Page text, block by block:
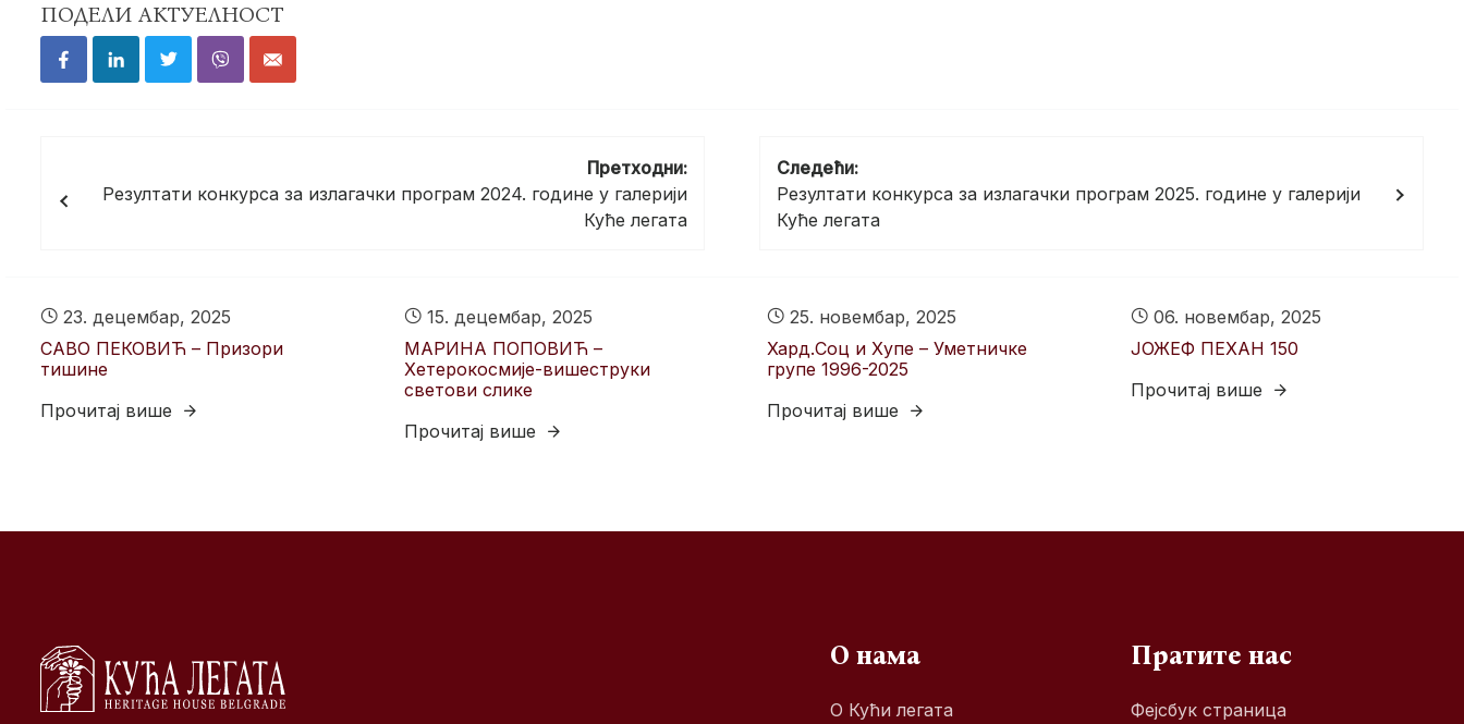
ПОДЕЛИ АКТУЕЛНОСТ
чланка
Претходни:
Резултати конкурса за излагачки програм 2024. године у галерији
Куће легата
Следећи:
Резултати конкурса за излагачки програм 2025. године у галерији
Куће легата
23. децембар, 2025
САВО ПЕКОВИЋ – Призори
тишине
Прочитај више
15. децембар, 2025
МАРИНА ПОПОВИЋ –
Хетерокосмије-вишеструки
светови слике
Прочитај више
25. новембар, 2025
Хард.Соц и Хyпе – Уметничке
групе 1996-2025
Прочитај више
06. новембар, 2025
ЈОЖЕФ ПЕХАН 150
Прочитај више
О нама
О Кући легата
Пратите нас
Фејсбук страница